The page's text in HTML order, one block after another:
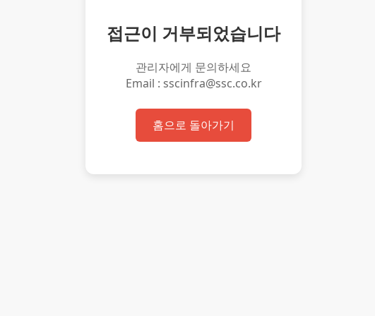
접근이 거부되었습니다
관리자에게 문의하세요
Email : sscinfra@ssc.co.kr
홈으로 돌아가기